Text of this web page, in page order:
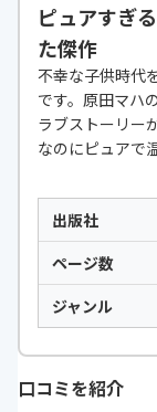
ピュアすぎ
た傑作
不幸な子供時代
です。原田マハ
ラブストーリー
なのにピュアで
出版社
ページ数
ジャンル
口コミを紹介